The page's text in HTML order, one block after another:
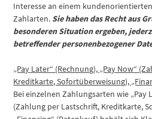
Interesse an einem
Zahlarten. Sie haben das Recht aus
besonderen Situation ergeben,
betreffender personenbezogener
„Pay Later“ (Rechnung), „Pay Now“
Kreditkarte, Sofortüberweisung),
Bei einzelnen Zahlungsarten wie „Pay
(Zahlung per Lastschrift, Kreditkarte,